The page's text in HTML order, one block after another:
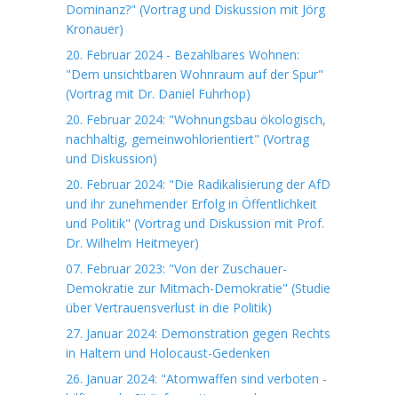
Dominanz?" (Vortrag und Diskussion mit Jörg
Kronauer)
20. Februar 2024 - Bezahlbares Wohnen:
"Dem unsichtbaren Wohnraum auf der Spur"
(Vortrag mit Dr. Daniel Fuhrhop)
20. Februar 2024: "Wohnungsbau ökologisch,
nachhaltig, gemeinwohlorientiert" (Vortrag
und Diskussion)
20. Februar 2024: "Die Radikalisierung der AfD
und ihr zunehmender Erfolg in Öffentlichkeit
und Politik" (Vortrag und Diskussion mit Prof.
Dr. Wilhelm Heitmeyer)
07. Februar 2023: "Von der Zuschauer-
Demokratie zur Mitmach-Demokratie" (Studie
über Vertrauensverlust in die Politik)
27. Januar 2024: Demonstration gegen Rechts
in Haltern und Holocaust-Gedenken
26. Januar 2024: "Atomwaffen sind verboten -